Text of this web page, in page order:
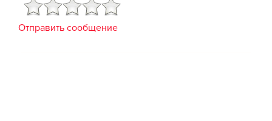
Отправить сообщение